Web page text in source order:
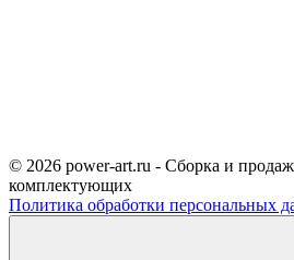
© 2026 power-art.ru - Сборка и
комплектующих
Политика обработки персональных